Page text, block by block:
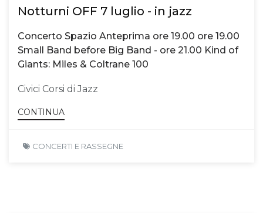
Notturni OFF 7 luglio - in jazz
Concerto Spazio Anteprima ore 19.00 ore 19.00
Small Band before Big Band - ore 21.00 Kind of
Giants: Miles & Coltrane 100
Civici Corsi di Jazz
CONTINUA
CONCERTI E RASSEGNE